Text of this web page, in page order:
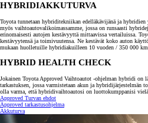
HYBRIDIAKKUTURVA
Toyota tunnetaan hybriditekniikan edelläkävijänä ja
myös vaihtoautovalikoimassamme, jossa on runsaasti
erinomaisesti autojen kestävyyttä mittaavissa vertailuissa.
kestävyytensä ja toimivuutensa. Ne kestävät koko auton
mukaan huolletuille hybridiakuilleen 10 vuoden / 350 000
HYBRID HEALTH CHECK
Jokainen Toyota Approved Vaihtoautot -ohjelman hybridi
tarkastuksen, jossa varmistetaan akun ja hybridijärjestelmän
olla varma, että hybridivaihtoautosi on luottokumppanisi vielä
Approved Turvan ehdot
Approved tarkastusohjelma
Akkuturva